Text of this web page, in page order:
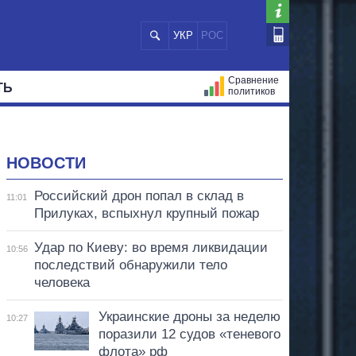
УКР РОС
Сравнение
политиков
НОВОСТИ
11:01
Российский дрон попал в склад в
Прилуках, вспыхнул крупный пожар
10:56
Удар по Киеву: во время ликвидации
последствий обнаружили тело
человека
10:27
Украинские дроны за неделю
поразили 12 судов «теневого
флота» рф